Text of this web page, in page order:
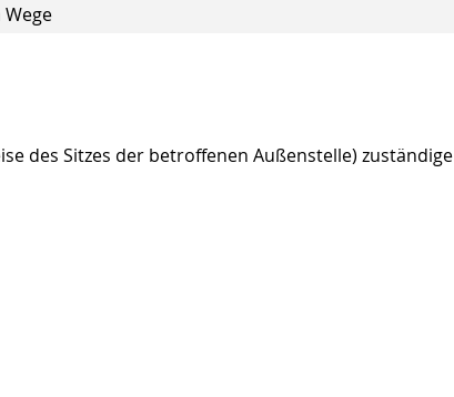
des Sitzes der betroffenen Außenstelle) zuständige